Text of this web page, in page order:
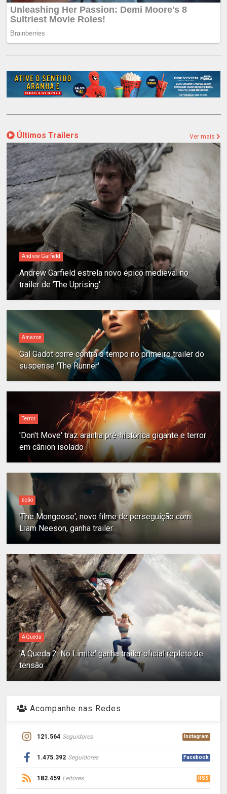
Últimos Trailers Ver mais
Andrew Garfield
Andrew Garfield estrela novo épico medieval no
trailer de 'The Uprising'
Amazon
Gal Gadot corre contra o tempo no primeiro trailer do
suspense 'The Runner'
Terror
'Don't Move' traz aranha pré-histórica gigante e terror
em cânion isolado
ação
'The Mongoose', novo filme de perseguição com
Liam Neeson, ganha trailer
A Queda
'A Queda 2: No Limite' ganha trailer oficial repleto de
tensão
Acompanhe nas Redes
121.564 Seguidores Instagram
1.475.392 Seguidores Facebook
182.459 Leitores RSS